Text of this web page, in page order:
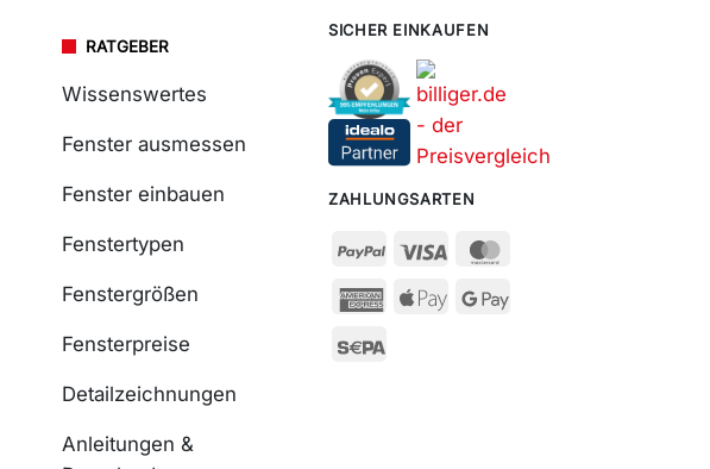
RATGEBER
Wissenswertes
Fenster ausmessen
Fenster einbauen
Fenstertypen
Fenstergrößen
Fensterpreise
Detailzeichnungen
Anleitungen &
SICHER EINKAUFEN
ZAHLUNGSARTEN